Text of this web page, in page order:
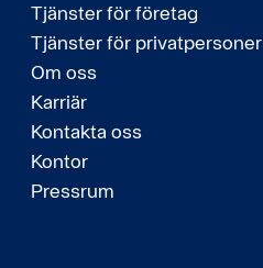
Tjänster för företag
Tjänster för privatpersoner
Om oss
Karriär
Kontakta oss
Kontor
Pressrum